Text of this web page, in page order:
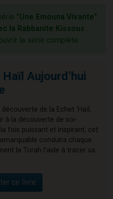
"Une Emouna Vivante"
la Rabbanite Kissous :
la série complète
Aujourd’hui
de la Echet ‘Haïl,
à la découverte de soi-
fois puissant et inspirant, cet
conduira chaque
la Torah l’aide à tracer sa
ce livre